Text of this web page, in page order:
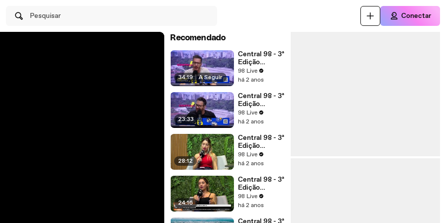
Pesquisar Conectar
Recomendado
34:19 | A Seguir
Central 98 - 3ª
Edição
06/12/24
98 Live
há 2 anos
23:33
Central 98 - 3ª
Edição
23/12/24
98 Live
há 2 anos
28:12
Central 98 - 3ª
Edição
11/12/24
98 Live
há 2 anos
24:16
Central 98 - 3ª
Edição
13/12/24
98 Live
há 2 anos